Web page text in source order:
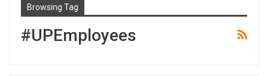
Browsing Tag
#UPEmployees